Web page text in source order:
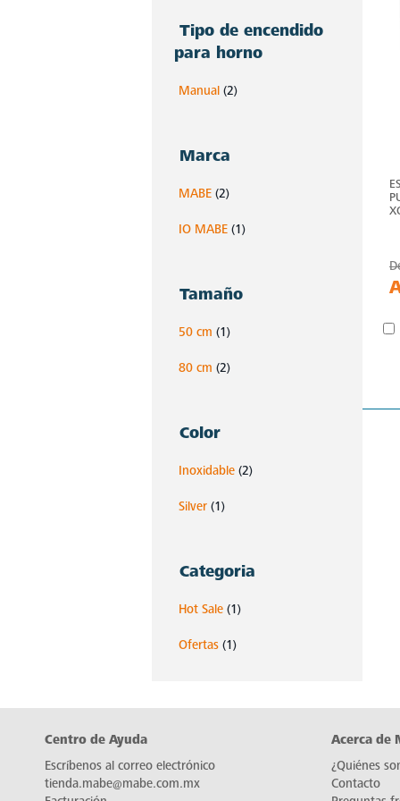
Tipo de encendido
para horno
Manual (2)
Marca
MABE (2)
IO MABE (1)
Tamaño
50 cm (1)
80 cm (2)
Color
Inoxidable (2)
Silver (1)
Categoria
Hot Sale (1)
Ofertas (1)
Centro de Ayuda
Escríbenos al correo electrónico
tienda.mabe@mabe.com.mx
Acerca de
¿Quiénes
Contacto